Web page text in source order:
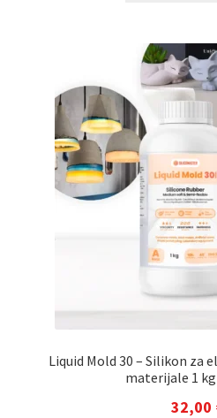
Liquid Mold 30 – Silikon za
materijale 1 kg
32,00